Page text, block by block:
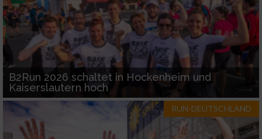
B2Run 2026 schaltet in Hockenheim und
Kaiserslautern hoch
RUN-DEUTSCHLAND